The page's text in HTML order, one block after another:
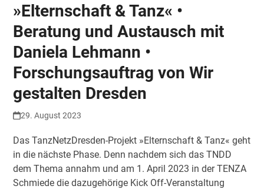
»Elternschaft & Tanz« •
Beratung und Austausch mit
Daniela Lehmann •
Forschungsauftrag von Wir
gestalten Dresden
29. August 2023
Das TanzNetzDresden-Projekt »Elternschaft & Tanz« geht
in die nächste Phase. Denn nachdem sich das TNDD
dem Thema annahm und am 1. April 2023 in der TENZA
Schmiede die dazugehörige Kick Off-Veranstaltung